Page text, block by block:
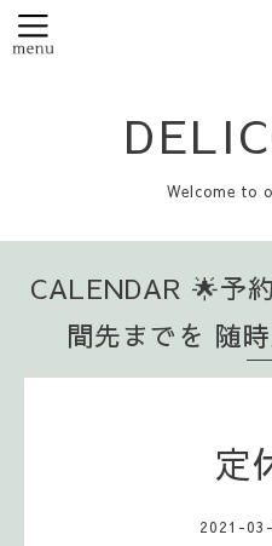
Welcome to
CALENDAR 🌟予
間先までを 随
定
2021-